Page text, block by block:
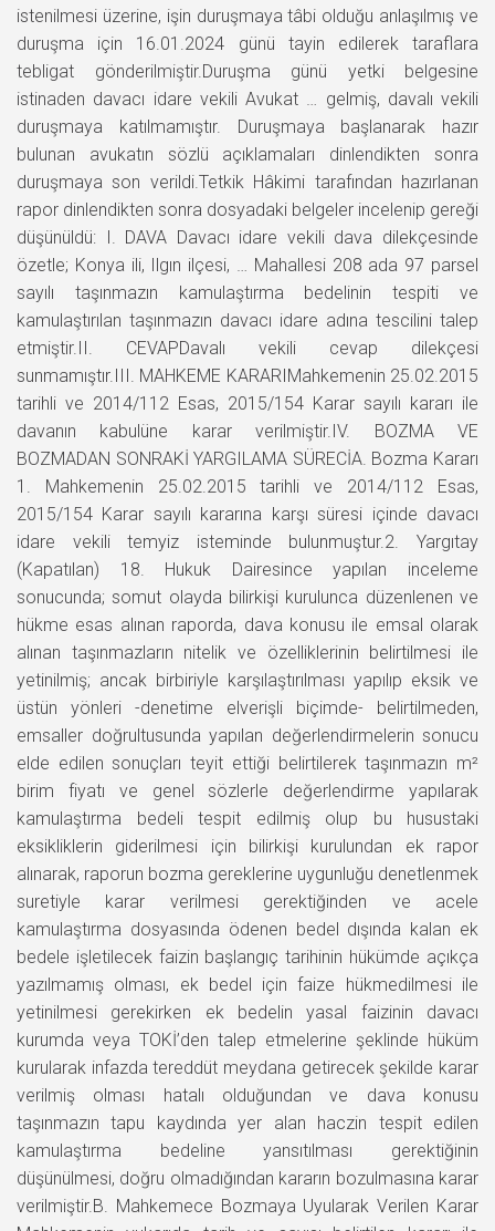
istenilmesi üzerine, işin duruşmaya tâbi olduğu anlaşılmış ve
duruşma için 16.01.2024 günü tayin edilerek taraflara
tebligat gönderilmiştir.Duruşma günü yetki belgesine
istinaden davacı idare vekili Avukat … gelmiş, davalı vekili
duruşmaya katılmamıştır. Duruşmaya başlanarak hazır
bulunan avukatın sözlü açıklamaları dinlendikten sonra
duruşmaya son verildi.Tetkik Hâkimi tarafından hazırlanan
rapor dinlendikten sonra dosyadaki belgeler incelenip gereği
düşünüldü: I. DAVA Davacı idare vekili dava dilekçesinde
özetle; Konya ili, Ilgın ilçesi, … Mahallesi 208 ada 97 parsel
sayılı taşınmazın kamulaştırma bedelinin tespiti ve
kamulaştırılan taşınmazın davacı idare adına tescilini talep
etmiştir.II. CEVAPDavalı vekili cevap dilekçesi
sunmamıştır.III. MAHKEME KARARIMahkemenin 25.02.2015
tarihli ve 2014/112 Esas, 2015/154 Karar sayılı kararı ile
davanın kabulüne karar verilmiştir.IV. BOZMA VE
BOZMADAN SONRAKİ YARGILAMA SÜRECİA. Bozma Kararı
1. Mahkemenin 25.02.2015 tarihli ve 2014/112 Esas,
2015/154 Karar sayılı kararına karşı süresi içinde davacı
idare vekili temyiz isteminde bulunmuştur.2. Yargıtay
(Kapatılan) 18. Hukuk Dairesince yapılan inceleme
sonucunda; somut olayda bilirkişi kurulunca düzenlenen ve
hükme esas alınan raporda, dava konusu ile emsal olarak
alınan taşınmazların nitelik ve özelliklerinin belirtilmesi ile
yetinilmiş; ancak birbiriyle karşılaştırılması yapılıp eksik ve
üstün yönleri -denetime elverişli biçimde- belirtilmeden,
emsaller doğrultusunda yapılan değerlendirmelerin sonucu
elde edilen sonuçları teyit ettiği belirtilerek taşınmazın m²
birim fiyatı ve genel sözlerle değerlendirme yapılarak
kamulaştırma bedeli tespit edilmiş olup bu husustaki
eksikliklerin giderilmesi için bilirkişi kurulundan ek rapor
alınarak, raporun bozma gereklerine uygunluğu denetlenmek
suretiyle karar verilmesi gerektiğinden ve acele
kamulaştırma dosyasında ödenen bedel dışında kalan ek
bedele işletilecek faizin başlangıç tarihinin hükümde açıkça
yazılmamış olması, ek bedel için faize hükmedilmesi ile
yetinilmesi gerekirken ek bedelin yasal faizinin davacı
kurumda veya TOKİ’den talep etmelerine şeklinde hüküm
kurularak infazda tereddüt meydana getirecek şekilde karar
verilmiş olması hatalı olduğundan ve dava konusu
taşınmazın tapu kaydında yer alan haczin tespit edilen
kamulaştırma bedeline yansıtılması gerektiğinin
düşünülmesi, doğru olmadığından kararın bozulmasına karar
verilmiştir.B. Mahkemece Bozmaya Uyularak Verilen Karar